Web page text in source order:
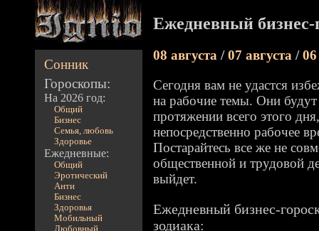
Сонник
Гороскопы:
На 2026 год:
Общий
Бизнес
Семья, любовь
Здоровье
Ежедневные:
Общий
Эротический
Анти
Бизнес
Здоровья
Мобильный
Любовный
Ежедневный бизнес-
08 августа /07 августа /
Сегодня вам не удастся
на рабочие темы. Они будут
протяжении всего этого
непосредственно рабочее
Постарайтесь все же не
общественной и трудовой
выйдет.
Ежедневный бизнес-
зодиака: